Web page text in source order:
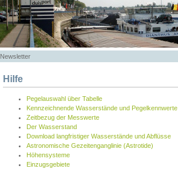
Newsletter
Hilfe
Pegelauswahl über Tabelle
Kennzeichnende Wasserstände und Pegelkennwerte
Zeitbezug der Messwerte
Der Wasserstand
Download langfristiger Wasserstände und Abflüsse
Astronomische Gezeitenganglinie (Astrotide)
Höhensysteme
Einzugsgebiete